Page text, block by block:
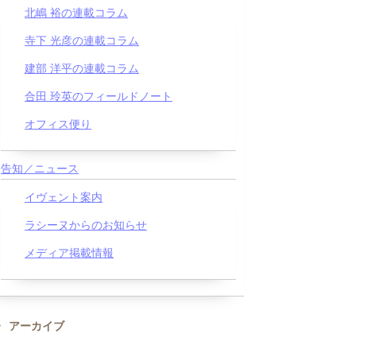
北嶋 裕の連載コラム
寺下 光彦の連載コラム
建部 洋平の連載コラム
合田 玲英のフィールドノート
オフィス便り
告知／ニュース
イヴェント案内
ラシーヌからのお知らせ
メディア掲載情報
アーカイブ